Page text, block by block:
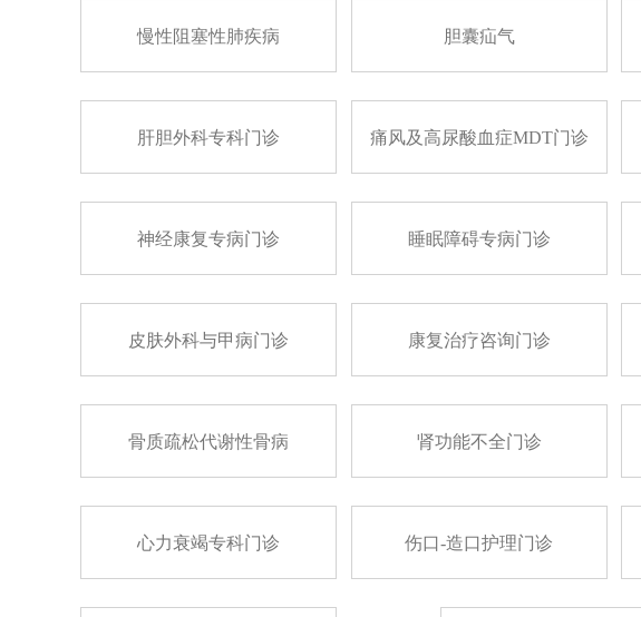
慢性阻塞性肺疾病 胆囊疝气
肝胆外科专科门诊 痛风及高尿酸血症MDT门诊
神经康复专病门诊 睡眠障碍专病门诊
皮肤外科与甲病门诊 康复治疗咨询门诊
骨质疏松代谢性骨病 肾功能不全门诊
心力衰竭专科门诊
伤口-造口护理门诊